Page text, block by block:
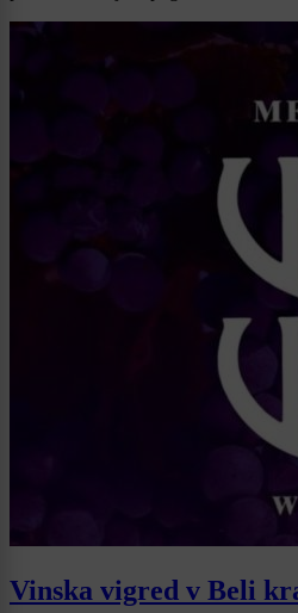
Vinska vigred v Beli